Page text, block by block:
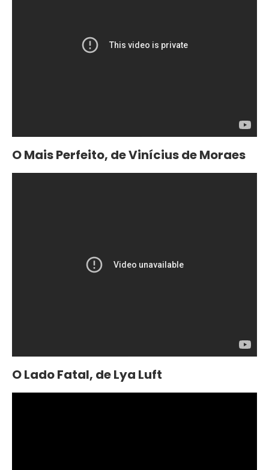
O Mais Perfeito, de Vinícius de Moraes
O Lado Fatal, de Lya Luft